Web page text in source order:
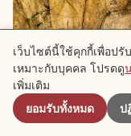
พระพุทธรูปหินอุซึกิ โ
ยุคเฮอัน สมบัติชาติ
เว็บไซต์นี้ใช้คุกกี้เพื่อป
เหมาะกับบุคคล โปรดดู
เพิ่มเติม
ยอมรับทั้งหมด
ป